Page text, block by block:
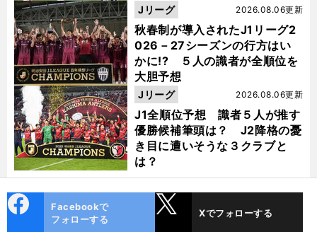
秋春制が導入されたJ1リーグ2
026－27シーズンの行方はい
かに!? ５人の識者が全順位を
大胆予想
2026.08.06更新
Jリーグ
J1全順位予想 識者５人が推す
優勝候補筆頭は？ J2降格の憂
き目に遭いそうな３クラブと
は？
2026.08.06更新
Jリーグ
ok
Facebookで
フォローする
Xでフォローする